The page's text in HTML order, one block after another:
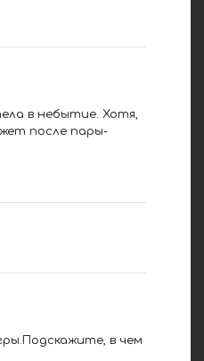
в небытие. Хотя,
после пары-
в чем